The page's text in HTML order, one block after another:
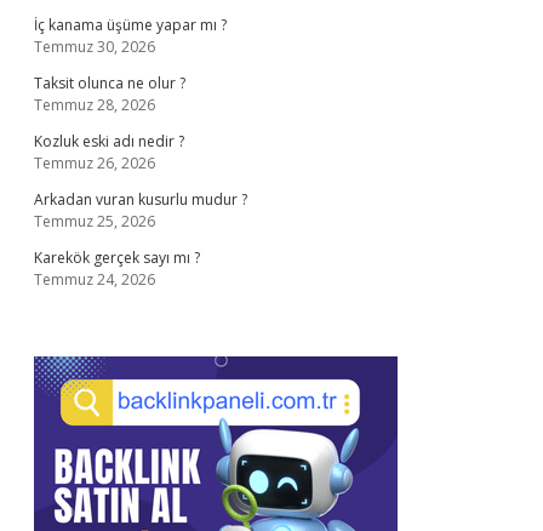
İç kanama üşüme yapar mı ?
Temmuz 30, 2026
Taksit olunca ne olur ?
Temmuz 28, 2026
Kozluk eski adı nedir ?
Temmuz 26, 2026
Arkadan vuran kusurlu mudur ?
Temmuz 25, 2026
Karekök gerçek sayı mı ?
Temmuz 24, 2026